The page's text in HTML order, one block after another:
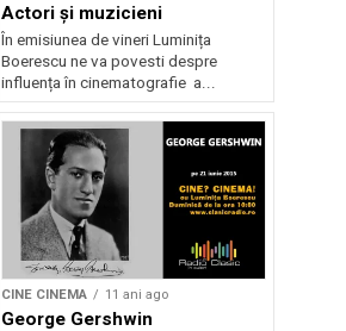
Actori și muzicieni
În emisiunea de vineri Luminița
Boerescu ne va povesti despre
influența în cinematografie a...
CINE CINEMA 11 ani ago
George Gershwin